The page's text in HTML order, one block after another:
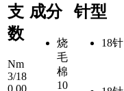
支
数
Nm
3/18
0.00
成分
烧
毛
棉
10
针型
18针